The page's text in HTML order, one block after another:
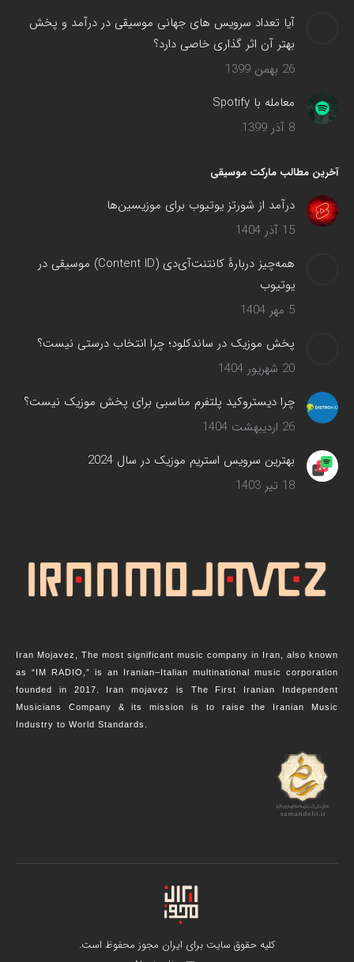
آیا تعداد سرویس های جهانی موسیقی در درآمد و پخش
بهتر آن اثر گذاری خاصی دارد؟
26 بهمن 1399
معامله با Spotify
8 آذر 1399
آخرین مطالب مارکت موسیقی
درآمد از شورتز یوتیوب برای موزیسین‌ها
15 آذر 1404
همه‌چیز دربارهٔ کانتنت‌آی‌دی (Content ID) موسیقی در
یوتیوب
5 مهر 1404
پخش موزیک در ساندکلود؛ چرا انتخاب درستی نیست؟
20 شهریور 1404
چرا دیستروکید پلتفرم مناسبی برای پخش موزیک نیست؟
26 اردیبهشت 1404
بهترین سرویس‌ استریم موزیک در سال 2024
18 تیر 1403
Iran Mojavez, The most significant music company in Iran, also known
as “IM RADIO,” is an Iranian–Italian multinational music corporation
founded in 2017. Iran mojavez is The First Iranian Independent
Musicians Company & its mission is to raise the Iranian Music
Industry to World Standards.
کلیه حقوق سایت برای ایران مجوز محفوظ است.